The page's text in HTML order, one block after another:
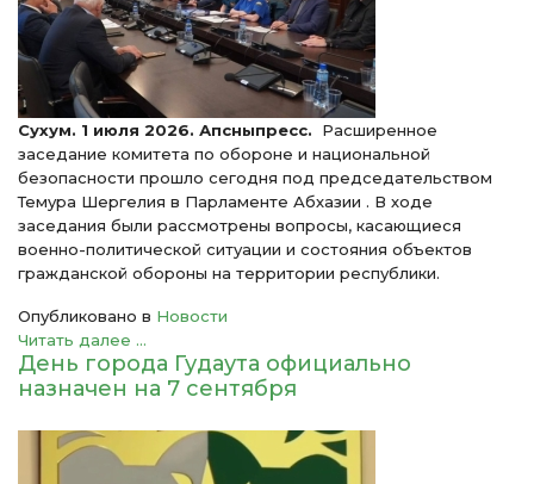
Сухум. 1 июля 2026. Апсныпресс.
Расширенное
заседание комитета по обороне и национальной
безопасности прошло сегодня под председательством
Темура Шергелия в Парламенте Абхазии . В ходе
заседания были рассмотрены вопросы, касающиеся
военно-политической ситуации и состояния объектов
гражданской обороны на территории республики.
Опубликовано в Новости
Читать далее ...
День города Гудаута официально
назначен на 7 сентября